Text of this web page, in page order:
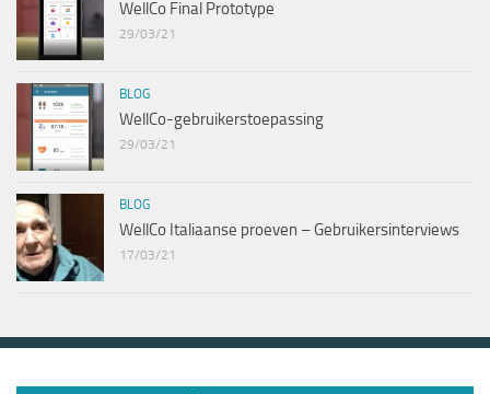
WellCo Final Prototype
29/03/21
BLOG
WellCo-gebruikerstoepassing
29/03/21
BLOG
WellCo Italiaanse proeven – Gebruikersinterviews
17/03/21